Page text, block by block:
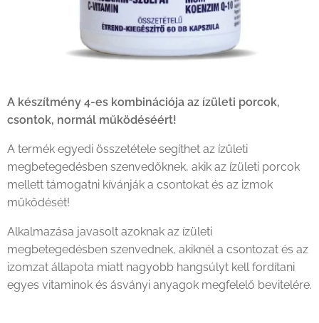
A készítmény 4-es kombinációja az ízületi porcok,
csontok, normál működéséért!
A termék egyedi összetétele segíthet az ízületi
megbetegedésben szenvedőknek, akik az ízületi porcok
mellett támogatni kívánják a csontokat és az izmok
működését!
Alkalmazása javasolt azoknak az ízületi
megbetegedésben szenvednek, akiknél a csontozat és az
izomzat állapota miatt nagyobb hangsúlyt kell fordítani
egyes vitaminok és ásványi anyagok megfelelő bevitelére.